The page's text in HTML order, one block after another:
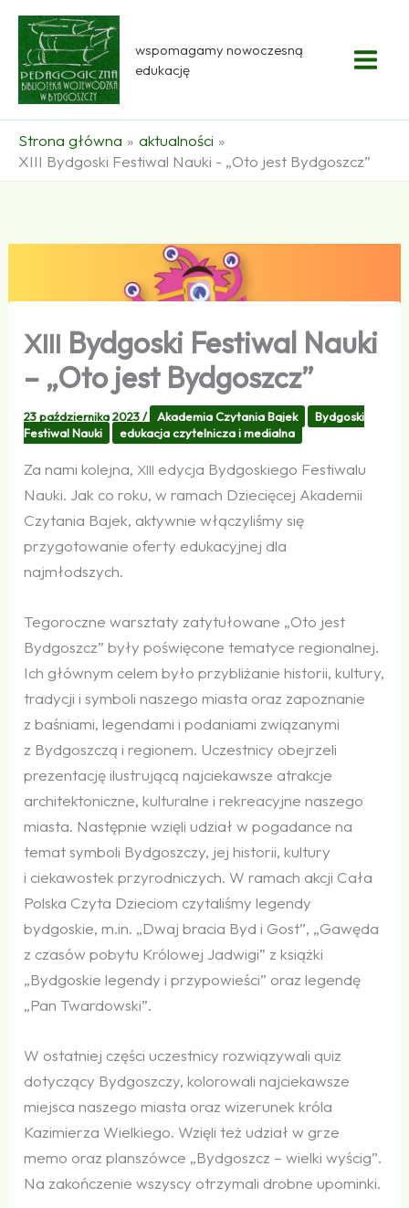
Przejdź
treści
wspomagamy nowoczesną
edukację
Strona główna
aktualności
XIII Bydgoski Festiwal Nauki - „Oto jest Bydgoszcz”
XIII Bydgoski Festiwal Nauki
– „Oto jest Bydgoszcz”
23 października 2023/ Akademia Czytania Bajek
Bydgoski
Festiwal Nauki
edukacja czytelnicza i medialna
Za nami kolejna, XIII edycja Bydgoskiego Festiwalu
Nauki. Jak co roku, w ramach Dziecięcej Akademii
Czytania Bajek, aktywnie włączyliśmy się
przygotowanie oferty edukacyjnej dla
najmłodszych.
Tegoroczne warsztaty zatytułowane „Oto jest
Bydgoszcz” były poświęcone tematyce regionalnej.
Ich głównym celem było przybliżanie historii, kultury,
tradycji i symboli naszego miasta oraz zapoznanie
z baśniami, legendami i podaniami związanymi
z Bydgoszczą i regionem. Uczestnicy obejrzeli
prezentację ilustrującą najciekawsze atrakcje
architektoniczne, kulturalne i rekreacyjne naszego
miasta. Następnie wzięli udział w pogadance na
temat symboli Bydgoszczy, jej historii, kultury
i ciekawostek przyrodniczych. W ramach akcji Cała
Polska Czyta Dzieciom czytaliśmy legendy
bydgoskie, m.in. „Dwaj bracia Byd i Gost”, „Gawęda
z czasów pobytu Królowej Jadwigi” z książki
„Bydgoskie legendy i przypowieści” oraz legendę
„Pan Twardowski”.
W ostatniej części uczestnicy rozwiązywali quiz
dotyczący Bydgoszczy, kolorowali najciekawsze
miejsca naszego miasta oraz wizerunek króla
Kazimierza Wielkiego. Wzięli też udział w grze
memo oraz planszówce „Bydgoszcz – wielki wyścig”.
Na zakończenie wszyscy otrzymali drobne upominki.